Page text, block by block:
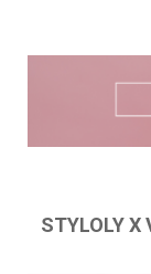
STYLOLY X